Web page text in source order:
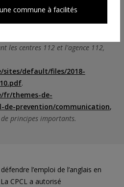
les centres 112 et l'agence 112,
les centres 112 et l'agence 112,
sites/default/files/2018-
.
fr/themes-de-
prevention/communication,
principes importants.
l’emploi de l’anglais en
CPCL a autorisé
commune à facilités